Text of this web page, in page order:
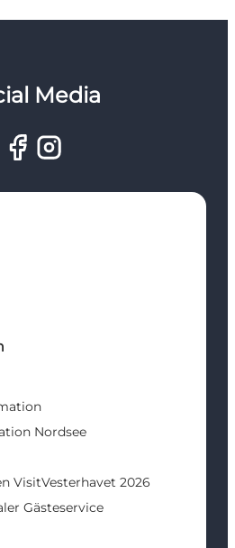
Media
Nordsee
VisitVesterhavet 2026
Gästeservice